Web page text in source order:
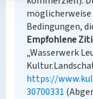
Bedingungen,
Empfohlene
„Wasserwerk
https://
30700331